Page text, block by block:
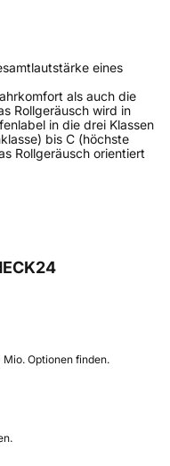
Niederlande,eines
als auch die
Rollgeräusch wird in
in die drei Klassen
bis C (höchste
Rollgeräusch orientiert
Optionen finden.